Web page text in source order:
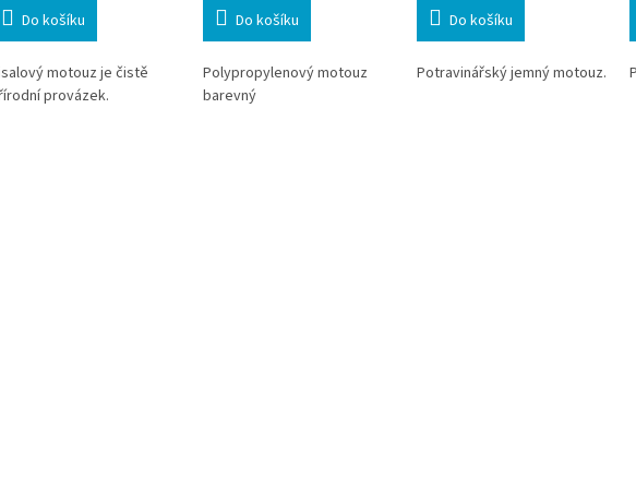
Do košíku
motouz je čistě
provázek.
Do košíku
Polypropylenový motouz
barevný
Do košíku
Potravinářský jemný motouz.